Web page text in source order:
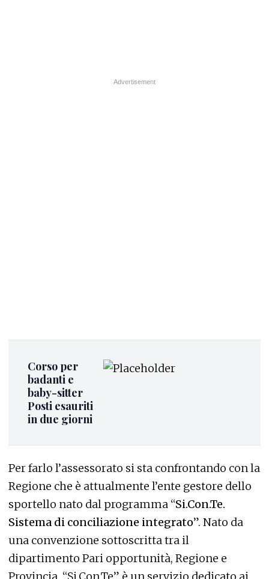
Corso per
badanti e
baby-sitter
Posti esauriti
in due giorni
Per farlo l’assessorato si sta confrontando con la
Regione che è attualmente l’ente gestore dello
sportello nato dal programma “Si.Con.Te.
Sistema di conciliazione integrato”. Nato da
una convenzione sottoscritta tra il
dipartimento Pari opportunità, Regione e
Provincia, “Si.Con.Te” è un servizio dedicato ai